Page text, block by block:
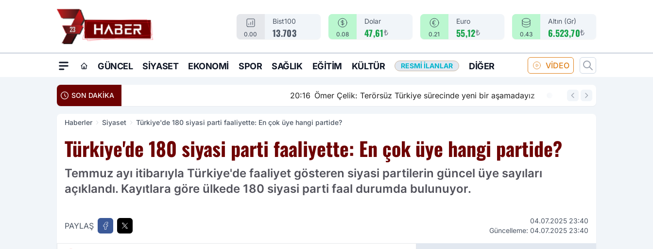
0.00
Bist100
13.703 0.08
Dolar
47,61₺ 0.21
Euro
55,12₺ 0.43
Altın (Gr)
6.523,70₺
GÜNCEL SIYASET EKONOMI SPOR SAĞLIK EĞITIM KÜLTÜR RESMI İLANLAR DIĞER VİDEO
SON DAKİKA Ömer Çelik: Terörsüz Türkiye sürecinde yeni bir aşamadayız 14:18
Haberler Siyaset Türkiye'de 180 siyasi parti faaliyette: En çok üye hangi partide?
Türkiye'de 180 siyasi parti faaliyette: En çok üye hangi partide?
Temmuz ayı itibarıyla Türkiye'de faaliyet gösteren siyasi partilerin güncel üye sayıları
açıklandı. Kayıtlara göre ülkede 180 siyasi parti faal durumda bulunuyor.
PAYLAŞ
04.07.2025 23:40
Güncelleme: 04.07.2025 23:40